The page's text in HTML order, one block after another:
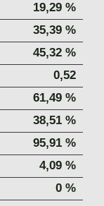
19,29 %
35,39 %
45,32 %
0,52
61,49 %
38,51 %
95,91 %
4,09 %
0 %